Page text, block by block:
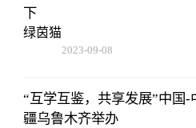
下
绿茵猫
2023-09-08
“互学互鉴，共享发展”中国
疆乌鲁木齐举办